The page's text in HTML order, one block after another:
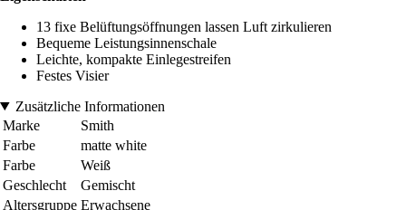
13 fixe Belüftungsöffnungen lassen Luft zirkulieren
Bequeme Leistungsinnenschale
Leichte, kompakte Einlegestreifen
Festes Visier
Zusätzliche Informationen
Marke
Smith
Farbe
matte white
Farbe
Weiß
Geschlecht
Gemischt
Altersgruppe Erwachsene